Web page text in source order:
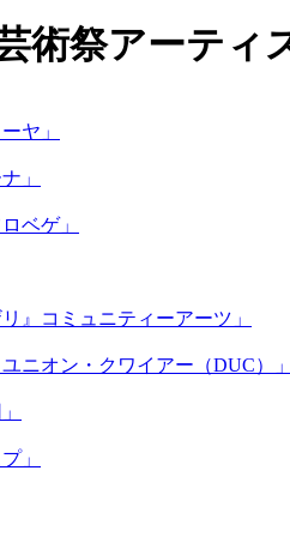
術祭アーティ
ヤ」
」
ベゲ」
』コミュニティーアーツ」
ニオン・クワイアー（DUC）
」